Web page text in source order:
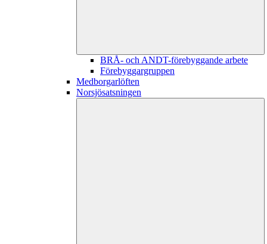
BRÅ- och ANDT-förebyggande arbete
Förebyggargruppen
Medborgarlöften
Norsjösatsningen